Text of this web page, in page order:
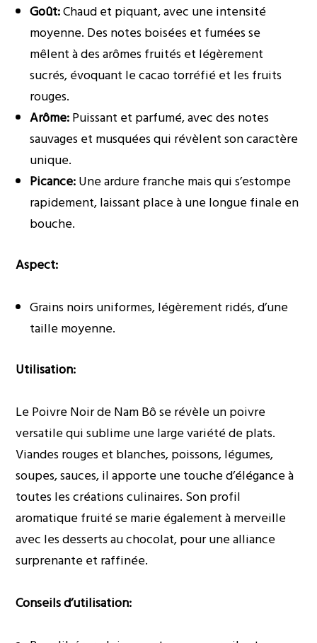
Goût:Chaud et piquant, avec une intensité
moyenne. Des notes boisées et fumées se
mêlent à des arômes fruités et légèrement
sucrés, évoquant le cacao torréfié et les fruits
rouges.
Arôme:Puissant et parfumé, avec des notes
sauvages et musquées qui révèlent son caractère
unique.
Picance:Une ardure franche mais qui s’estompe
rapidement, laissant place à une longue finale en
bouche.
Aspect:
Grains noirs uniformes, légèrement ridés, d’une
taille moyenne.
Utilisation:
Le Poivre Noir de Nam Bô se révèle un poivre
versatile qui sublime une large variété de plats.
Viandes rouges et blanches, poissons, légumes,
soupes, sauces, il apporte une touche d’élégance à
toutes les créations culinaires. Son profil
aromatique fruité se marie également à merveille
avec les desserts au chocolat, pour une alliance
surprenante et raffinée.
Conseils d’utilisation: